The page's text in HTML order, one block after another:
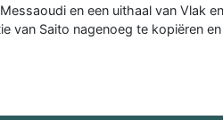
en een uithaal van Vlak
van Saito nagenoeg te kopiëren